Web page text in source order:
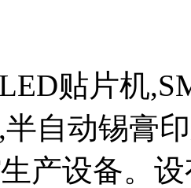
贴片机
自动锡膏
产设备。